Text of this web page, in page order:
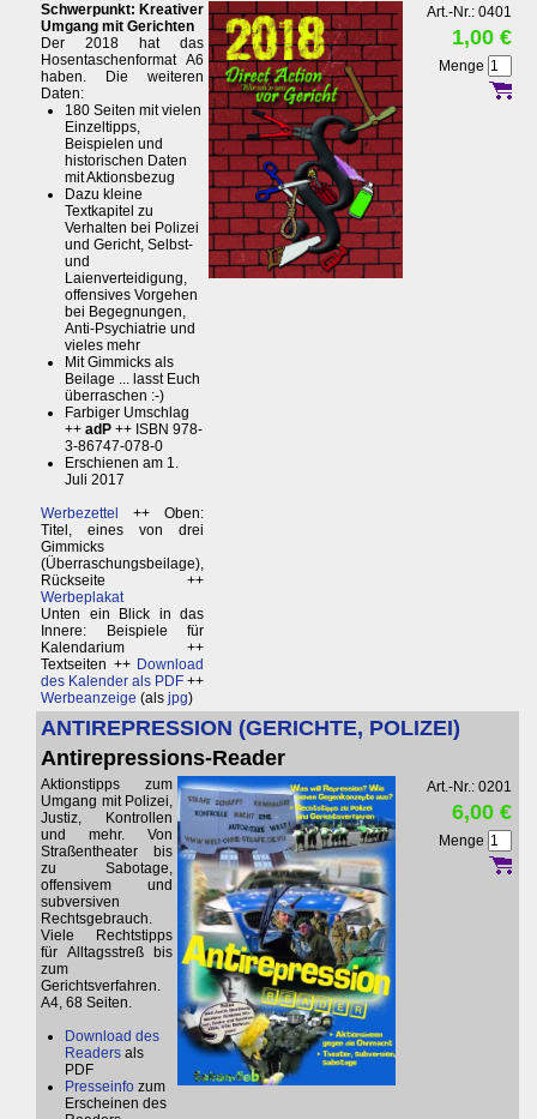
Schwerpunkt: Kreativer
Umgang mit Gerichten
Der 2018 hat das
Hosentaschenformat A6
haben. Die weiteren
Daten:
180 Seiten mit vielen
Einzeltipps,
Beispielen und
historischen Daten
mit Aktionsbezug
Dazu kleine
Textkapitel zu
Verhalten bei Polizei
und Gericht, Selbst-
und
Laienverteidigung,
offensives Vorgehen
bei Begegnungen,
Anti-Psychiatrie und
vieles mehr
Mit Gimmicks als
Beilage ... lasst Euch
überraschen :-)
Farbiger Umschlag
++ adP ++ ISBN 978-
3-86747-078-0
Erschienen am 1.
Juli 2017
Werbezettel
++ Oben:
Titel, eines von drei
Gimmicks
(Überraschungsbeilage),
Rückseite ++
Werbeplakat
Unten ein Blick in das
Innere: Beispiele für
Kalendarium ++
Textseiten ++ Download
des Kalender als PDF ++
Werbeanzeige (als jpg)
Art.-Nr.: 0401
1,00 €
Menge
ANTIREPRESSION (GERICHTE, POLIZEI)
Antirepressions-Reader
Aktionstipps zum
Umgang mit Polizei,
Justiz, Kontrollen
und mehr. Von
Straßentheater bis
zu Sabotage,
offensivem und
subversiven
Rechtsgebrauch.
Viele Rechtstipps
für Alltagsstreß bis
zum
Gerichtsverfahren.
A4, 68 Seiten.
Download des
Readers als
PDF
Presseinfo zum
Erscheinen des
Art.-Nr.: 0201
6,00 €
Menge